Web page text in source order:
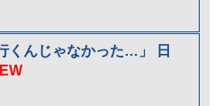
くんじゃなかった…」 日